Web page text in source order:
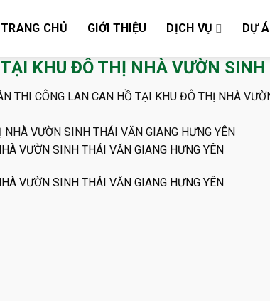
TRANG CHỦ GIỚI THIỆU DỊCH VỤ DỰ
KHU ĐÔ THỊ NHÀ VƯỜN
THI CÔNG LAN CAN HỒ TẠI KHU ĐÔ THỊ NHÀ
VƯỜN SINH THÁI VĂN GIANG HƯNG YÊN
VƯỜN SINH THÁI VĂN GIANG HƯNG YÊN